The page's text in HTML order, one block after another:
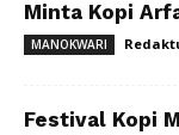
Minta Kopi
MANOKWARI
Festival Kopi